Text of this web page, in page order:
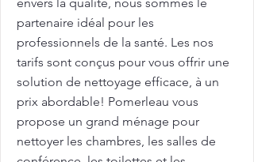
partenaire idéal pour les
professionnels de la santé. Les nos
tarifs sont conçus pour vous offrir une
solution de nettoyage efficace, à un
prix abordable! Pomerleau vous
propose un grand ménage pour
nettoyer les chambres, les salles de